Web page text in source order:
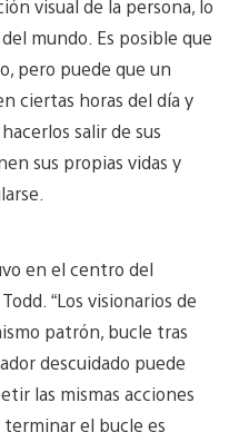
visual de la persona, lo
mundo. Es posible que
pero puede que un
ciertas horas del día y
salir de sus
sus propias vidas y
en el centro del
“Los visionarios de
patrón, bucle tras
descuidado puede
las mismas acciones
terminar el bucle es